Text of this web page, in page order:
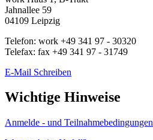
Jahnallee 59
04109 Leipzig
Telefon: work +49 341 97 - 30320
Telefax: fax +49 341 97 - 31749
E-Mail Schreiben
Wichtige Hinweise
Anmelde - und Teilnahmebedingungen